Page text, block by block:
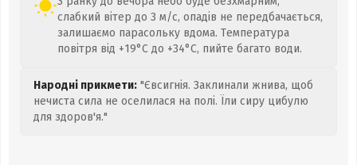
слабкий вітер до 3 м/с, опадів не передбачається,
залишаємо парасольку вдома. Температура
повітря від +19°C до +34°C, пийте багато води.
Народні прикмети: "Євсигнія. Заклинали жнива, щоб
нечиста сила не оселилася на полі. Їли сиру цибулю
для здоров'я."